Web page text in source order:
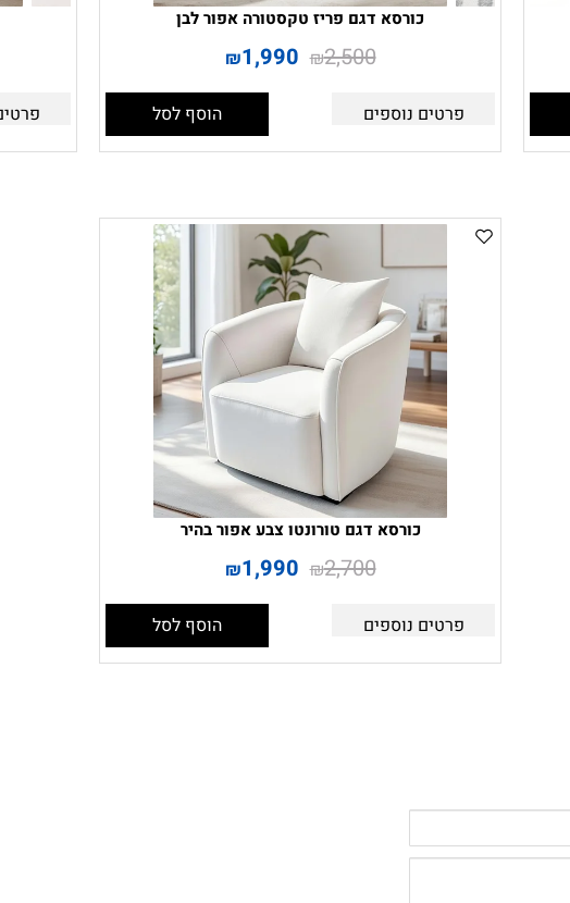
כורסא דגם פריז טקסטורה אפור לבן
₪2,500
₪1,990
פרטים נוספים הוסף לסל
כורסא דגם טורונטו צבע אפור בהיר
₪2,700
₪1,990
פרטים נוספים הוסף לסל